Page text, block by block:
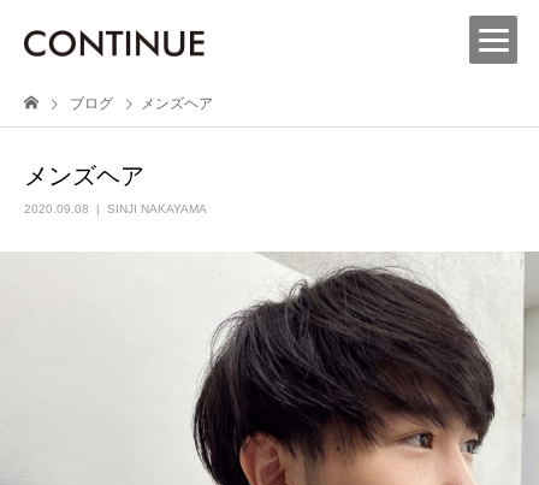
ブログ メンズヘア
メンズヘア
2020.09.08 SINJI NAKAYAMA